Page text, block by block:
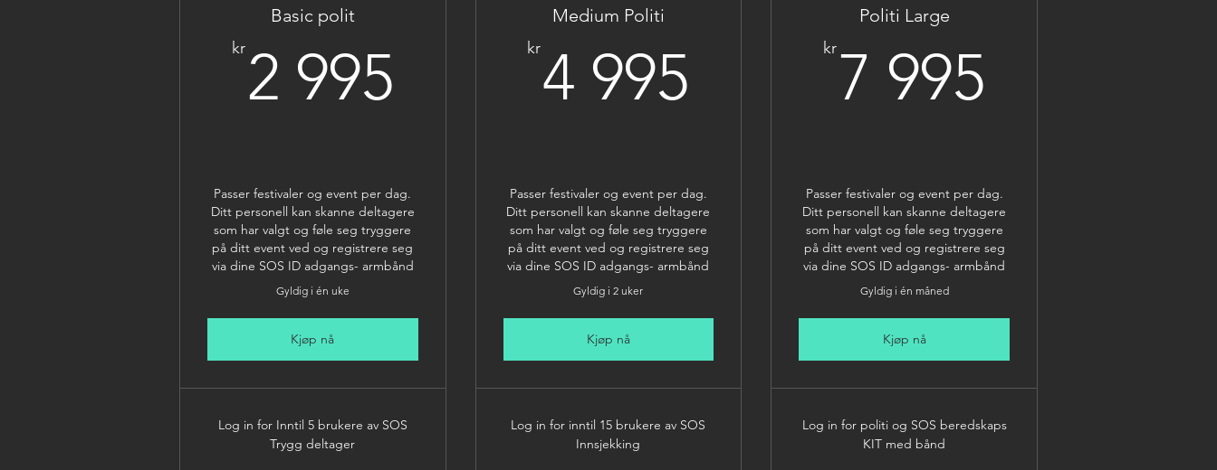
Basic polit
kr2 995 2 995kr
Passer festivaler og event per dag.
Ditt personell kan skanne deltagere
som har valgt og føle seg tryggere
på ditt event ved og registrere seg
via dine SOS ID adgangs- armbånd
Gyldig i én uke
Kjøp nå
Log in for Inntil 5 brukere av SOS
Trygg deltager
Medium Politi
kr4 995 4 995kr
Passer festivaler og event per dag.
Ditt personell kan skanne deltagere
som har valgt og føle seg tryggere
på ditt event ved og registrere seg
via dine SOS ID adgangs- armbånd
Gyldig i 2 uker
Kjøp nå
Log in for inntil 15 brukere av SOS
Innsjekking
Politi Large
kr7 995
Passer festivaler og event per dag.
Ditt personell kan skanne deltagere
som har valgt og føle seg tryggere
på ditt event ved og registrere seg
via dine SOS ID adgangs- armbånd
Gyldig i én måned
Kjøp nå
Log in for politi og SOS beredskaps
KIT med bånd